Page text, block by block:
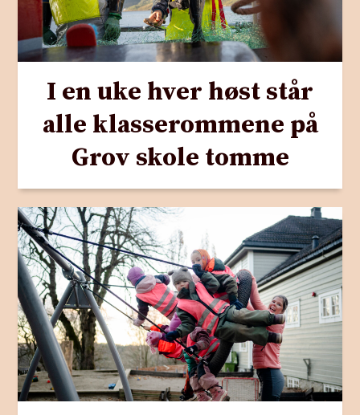
I en uke hver høst står
alle klasserommene på
Grov skole tomme